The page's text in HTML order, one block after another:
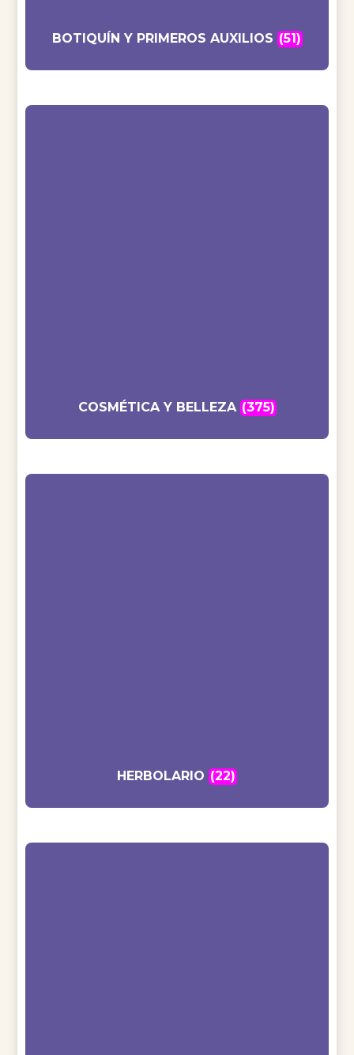
BOTIQUÍN Y PRIMEROS AUXILIOS (51)
COSMÉTICA Y BELLEZA (375)
HERBOLARIO (22)